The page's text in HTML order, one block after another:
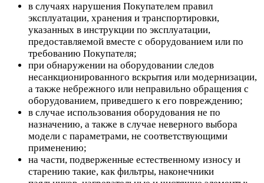
в случаях нарушения Покупателем правил
эксплуатации, хранения и транспортировки,
указанных в инструкции по эксплуатации,
предоставляемой вместе с оборудованием или по
требованию Покупателя;
при обнаружении на оборудовании следов
несанкционированного вскрытия или модернизации,
а также небрежного или неправильно обращения с
оборудованием, приведшего к его повреждению;
в случае использования оборудования не по
назначению, а также в случае неверного выбора
модели с параметрами, не соответствующими
применению;
на части, подверженные естественному износу и
старению такие, как фильтры, наконечники